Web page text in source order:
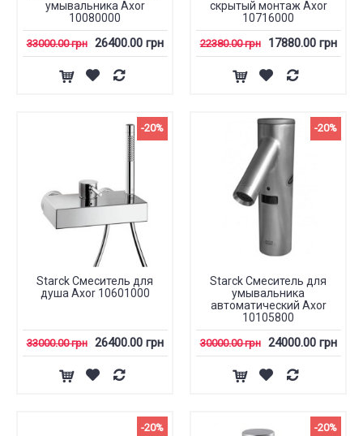
умывальника Axor
10080000
33000.00 грн 26400.00 грн
скрытый монтаж Axor
10716000
22380.00 грн 17880.00 грн
-20%
Starck Смеситель для
душа Axor 10601000
33000.00 грн 26400.00 грн
-20%
Starck Смеситель для
умывальника
автоматический Axor
10105800
30000.00 грн 24000.00 грн
-20% -20%